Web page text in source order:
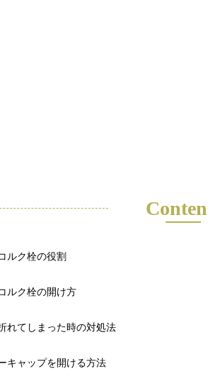
ルク栓の役割
ルク栓の開け方
れてしまった時の対処法
キャップを開ける方法